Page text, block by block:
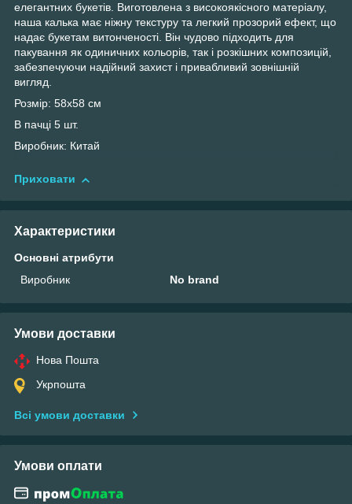
елегантних букетів. Виготовлена з високоякісного матеріалу,
наша калька має ніжну текстуру та легкий прозорий ефект, що
надає букетам витонченості. Він чудово підходить для
пакування як одиничних кольорів, так і розкішних композицій,
забезпечуючи надійний захист і привабливий зовнішній
вигляд.
Розмір: 58х58 см
В пачці 5 шт.
Виробник: Китай
Приховати
Характеристики
Основні атрибути
Виробник
No brand
Умови доставки
Нова Пошта
Укрпошта
Всі умови доставки
Умови оплати